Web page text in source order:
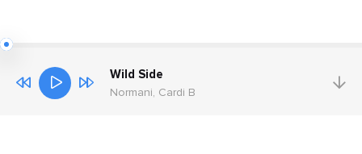
Wild Side
Normani, Cardi B